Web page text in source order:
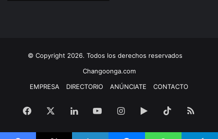
© Copyright 2026. Todos los derechos reservados
Changoonga.com
EMPRESA
DIRECTORIO ANÚNCIATE CONTACTO
Facebook LinkedInYouTubeInstagram
Google
Play
TikTokRSS